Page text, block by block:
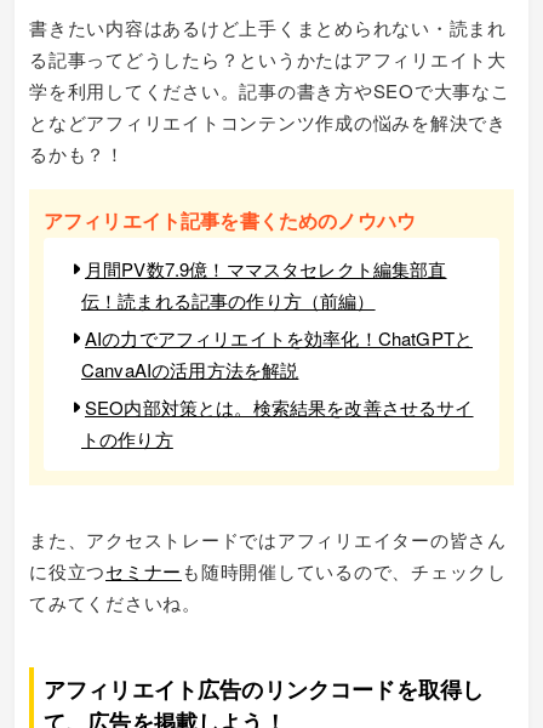
書きたい内容はあるけど上手くまとめられない・読まれ
る記事ってどうしたら？というかたはアフィリエイト大
学を利用してください。記事の書き方やSEOで大事なこ
となどアフィリエイトコンテンツ作成の悩みを解決でき
るかも？！
アフィリエイト記事を書くためのノウハウ
月間PV数7.9億！ママスタセレクト編集部直
伝！読まれる記事の作り方（前編）
AIの力でアフィリエイトを効率化！ChatGPTと
CanvaAIの活用方法を解説
SEO内部対策とは。検索結果を改善させるサイ
トの作り方
また、アクセストレードではアフィリエイターの皆さん
に役立つセミナー も随時開催しているので、チェックし
てみてくださいね。
アフィリエイト広告のリンクコードを取得し
て、広告を掲載しよう！